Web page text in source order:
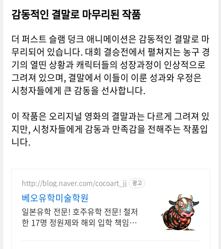
감동적인 결말로 마무리된 작품
더 퍼스트 슬램 덩크 애니메이션은 감동적인 결말로 마
무리되어 있습니다. 대회 결승전에서 펼쳐지는 농구 경
기의 열띤 상황과 캐릭터들의 성장과정이 인상적으로
그려져 있으며, 결말에서 이들이 이룬 성과와 우정은
시청자들에게 큰 감동을 선사합니다.
이 작품은 오리지널 영화의 결말과는 다르게 그려져 있
지만, 시청자들에게 감동과 만족감을 전해주는 작품입
니다.
http://blog.naver.com/cocoart_jj 광고
베오유학미술학원
일본유학 전문! 호주유학 전문! 철저
한 17명 정원제와 해외 입학 책임제